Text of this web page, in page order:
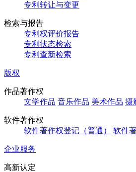
专利转让与变更
检索与报告
专利权评价报告
专利状态检索
专利查新检索
版权
作品著作权
文学作品 音乐作品 美术作品 摄
软件著作权
软件著作权登记（普通）
软件
企业服务
高新认定